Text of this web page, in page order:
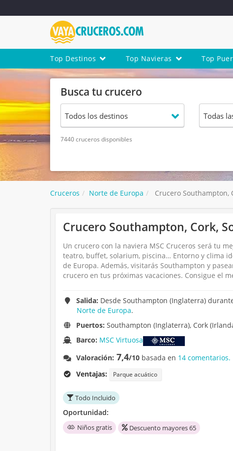
Top Destinos Top Navieras Top
Busca tu crucero
7440 cruceros disponibles
Cruceros Norte de Europa Crucero Southampton,
Crucero Southampton, Cork,
Un crucero con la naviera MSC Cruceros será tu
teatro, buffet, solarium, piscina… Entorno y clima
de Europa. Además, visitarás Southampton y
crucero en tus próximas vacaciones. Consigue el
Salida: Desde Southampton (Inglaterra)
Norte de Europa.
Puertos: Southampton (Inglaterra), Cork
Barco: MSC Virtuosa
Valoración: 7,4/10 basada en 14 comentarios.
Ventajas:
Parque acuático
Todo Incluido
Oportunidad:
Niños gratis Descuento mayores 65